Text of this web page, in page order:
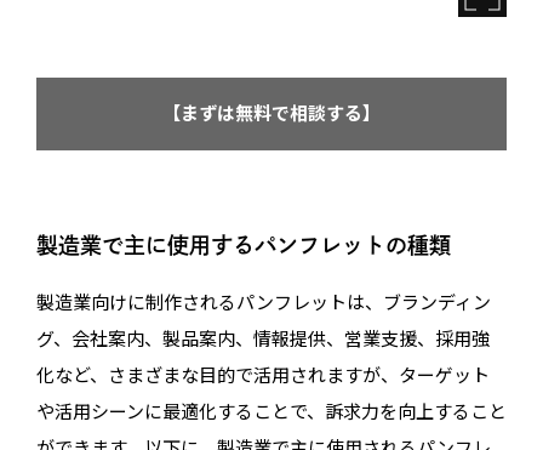
【まずは無料で相談する】
製造業で主に使用するパンフレットの種類
製造業向けに制作されるパンフレットは、ブランディン
グ、会社案内、製品案内、情報提供、営業支援、採用強
化など、さまざまな目的で活用されますが、ターゲット
や活用シーンに最適化することで、訴求力を向上すること